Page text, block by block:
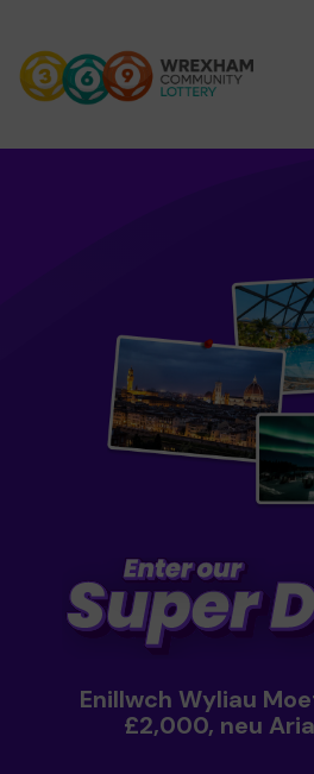
Enillwch Wyliau
£2,000, neu